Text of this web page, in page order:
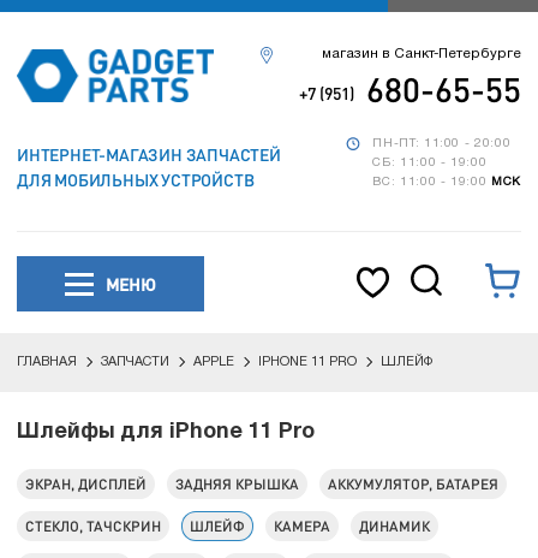
ИНТЕРНЕТ-МАГАЗИН ЗАПЧАСТЕЙ
ДЛЯ МОБИЛЬНЫХ УСТРОЙСТВ
ПН-ПТ: 11:00 - 20:00
СБ: 11:00 - 19:00
ВС: 11:00 - 19:00
МСК
магазин в Санкт-Петербурге
+7 (951) 680-65-55
МЕНЮ
ГЛАВНАЯ ЗАПЧАСТИ APPLE IPHONE 11 PRO ШЛЕЙФ
Шлейфы для iPhone 11 Pro
ЭКРАН, ДИСПЛЕЙ ЗАДНЯЯ КРЫШКА АККУМУЛЯТОР, БАТАРЕЯ
СТЕКЛО, ТАЧСКРИН ШЛЕЙФ КАМЕРА ДИНАМИК